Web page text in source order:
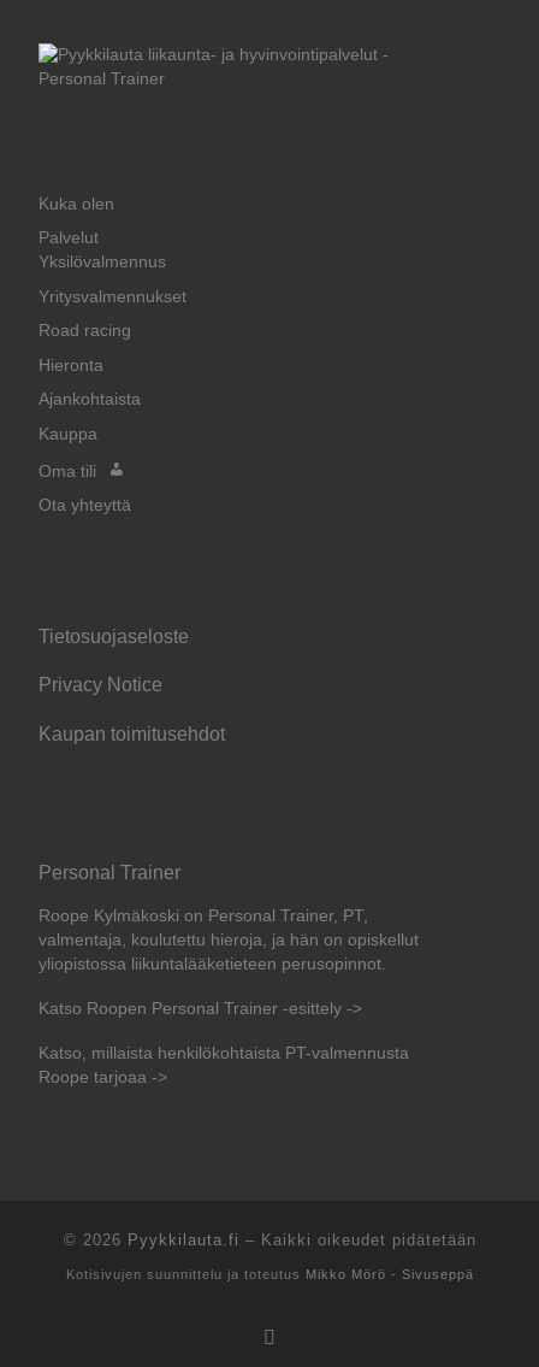
Kuka olen
Palvelut
Yksilövalmennus
Yritysvalmennukset
Road racing
Hieronta
Ajankohtaista
Kauppa
Oma tili
Ota yhteyttä
Tietosuojaseloste
Privacy Notice
Kaupan toimitusehdot
Personal Trainer
Roope Kylmäkoski on Personal Trainer, PT,
valmentaja, koulutettu hieroja, ja hän on opiskellut
yliopistossa liikuntalääketieteen perusopinnot.
Katso Roopen Personal Trainer -esittely ->
Katso, millaista henkilökohtaista PT-valmennusta
Roope tarjoaa ->
© 2026 Pyykkilauta.fi – Kaikki oikeudet pidätetään
Kotisivujen suunnittelu ja toteutus Mikko Mörö - Sivuseppä